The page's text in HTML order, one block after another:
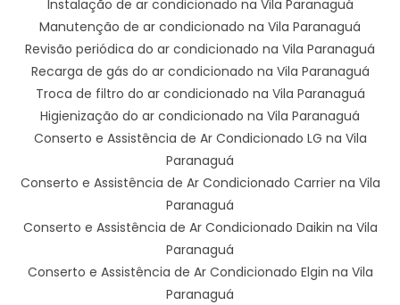
Instalação de ar condicionado na Vila Paranaguá
Manutenção de ar condicionado na Vila Paranaguá
Revisão periódica do ar condicionado na Vila Paranaguá
Recarga de gás do ar condicionado na Vila Paranaguá
Troca de filtro do ar condicionado na Vila Paranaguá
Higienização do ar condicionado na Vila Paranaguá
Conserto e Assistência de Ar Condicionado LG na Vila
Paranaguá
Conserto e Assistência de Ar Condicionado Carrier na Vila
Paranaguá
Conserto e Assistência de Ar Condicionado Daikin na Vila
Paranaguá
Conserto e Assistência de Ar Condicionado Elgin na Vila
Paranaguá